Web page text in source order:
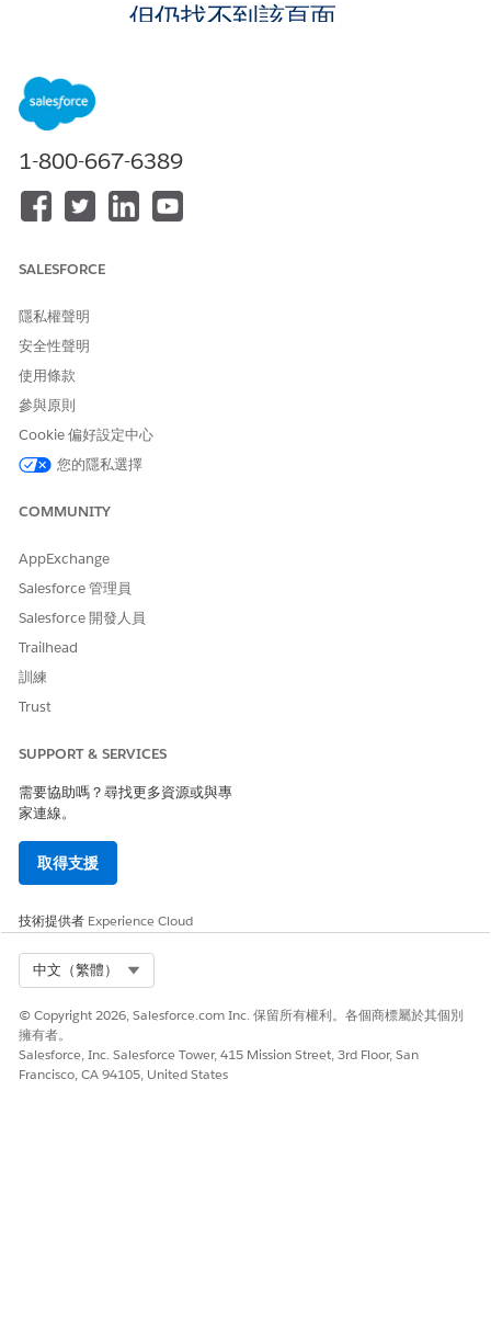
但仍找不到該頁面。
1-800-667-6389
SALESFORCE
隱私權聲明
安全性聲明
使用條款
參與原則
Cookie 偏好設定中心
您的隱私選擇
COMMUNITY
AppExchange
Salesforce 管理員
Salesforce 開發人員
Trailhead
訓練
Trust
SUPPORT & SERVICES
需要協助嗎？尋找更多資源或與專
家連線。
取得支援
技術提供者 Experience Cloud
中文（繁體）
© Copyright 2026, Salesforce.com Inc. 保留所有權利。各個商標屬於其個別
擁有者。
Salesforce, Inc. Salesforce Tower, 415 Mission Street, 3rd Floor, San
Francisco, CA 94105, United States